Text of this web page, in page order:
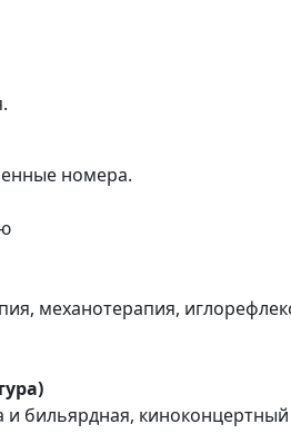
номера.
механотерапия,
бильярдная,